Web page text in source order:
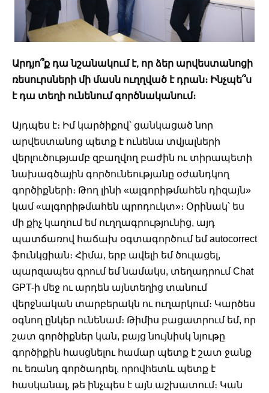
Արդյո՞ք դա նշանակում է, որ ձեր արվեստանոցի
ռեսուրսների մի մասն ուղղված է դրան։ Ինչպե՞ս
է դա տեղի ունենում գործնականում։
Այդպես է։ Իմ կարծիքով՝ ցանկացած նոր
արվեստանոց պետք է ունենա տվյալների
վերլուծությամբ զբաղվող բաժին ու տիրապետի
նախագծային գործունեությանը օժանդկող
գործիքների։ Թող լինի «ալգորիթմահեն դիզայն»
կամ «ալգորիթմահեն պրոդուկտ»։ Օրինակ՝ ես
մի քիչ կաղում եմ ուղղագրությունից, այդ
պատճառով հաճախ օգտագործում եմ autocorrect
ֆունկցիան։ Հիմա, երբ ավելի եմ ծուլացել,
պարզապես գրում եմ նամակս, տեղադրում Chat
GPT-ի մեջ ու արդեն այնտեղից տանում
վերջնական տարբերակն ու ուղարկում։ Կարծես
օգնող ընկեր ունենամ։ Թիմիս բացատրում եմ, որ
շատ գործիքներ կան, բայց նույնիսկ նյութը
գործիքին հասցնելու համար պետք է շատ ջանք
ու եռանդ գործադրել, որովհետև պետք է
հասկանալ, թե ինչպես է այն աշխատում։ Կան